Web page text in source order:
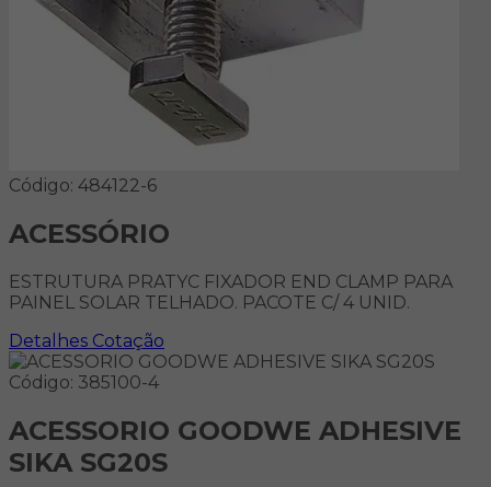
Código: 484122-6
ACESSÓRIO
ESTRUTURA PRATYC FIXADOR END CLAMP PARA
PAINEL SOLAR TELHADO. PACOTE C/ 4 UNID.
Detalhes Cotação
Código: 385100-4
ACESSORIO GOODWE ADHESIVE
SIKA SG20S